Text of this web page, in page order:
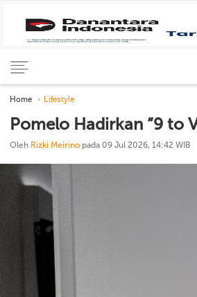
Home Lifestyle
Pomelo Hadirkan “9 to
Oleh Rizki Meirino pada 09 Jul 2026, 14:42 WIB